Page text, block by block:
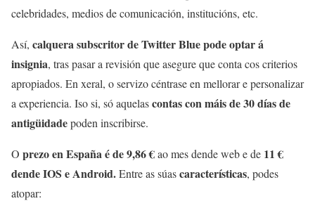
celebridades, medios de comunicación, institucións, etc.
Así, calquera subscritor de Twitter Blue pode optar á
insignia, tras pasar a revisión que asegure que conta cos criterios
apropiados. En xeral, o servizo céntrase en mellorar e personalizar
a experiencia. Iso si, só aquelascontas con máis de 30 días de
antigüidadepoden inscribirse.
O prezo en España é de 9,86 €ao mes dende web e de 11 €
dende IOS e Android.Entre as súascaracterísticas, podes
atopar: